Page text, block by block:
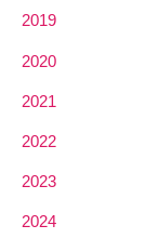
2019
2020
2021
2022
2023
2024